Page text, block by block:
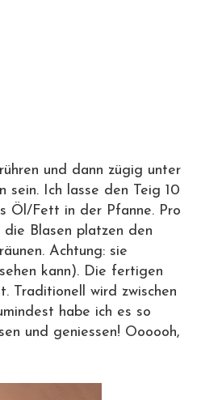
und dann zügig unter
sein. Ich lasse den Teig 10
Öl/Fett in der Pfanne. Pro
Blasen platzen den
Achtung: sie
kann). Die fertigen
Traditionell wird zwischen
habe ich es so
und geniessen! Oooooh,